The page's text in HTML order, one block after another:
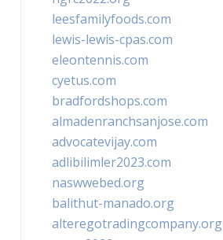
leesfamilyfoods.com
lewis-lewis-cpas.com
eleontennis.com
cyetus.com
bradfordshops.com
almadenranchsanjose.com
advocatevijay.com
adlibilimler2023.com
naswwebed.org
balithut-manado.org
alteregotradingcompany.org